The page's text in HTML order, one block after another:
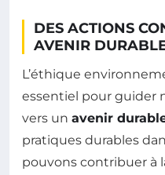
DES ACTIONS
AVENIR
L’éthique
essentiel pour guider
vers un avenir
pratiques durables
pouvons contribuer à